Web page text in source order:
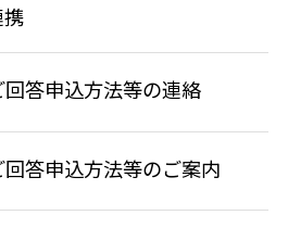
答申込方法等の連絡
答申込方法等のご案内